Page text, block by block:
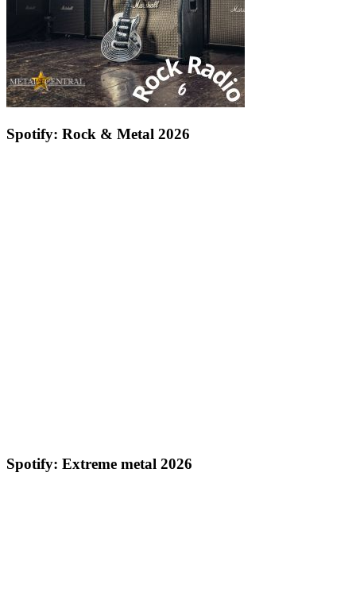
Spotify: Rock & Metal 2026
Spotify: Extreme metal 2026